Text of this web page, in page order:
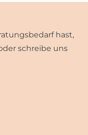
hast,
schreibe uns